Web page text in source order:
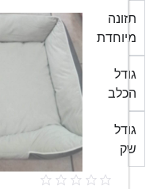
תזונה
מיוחדת
גודל
הכלב
גודל
שק